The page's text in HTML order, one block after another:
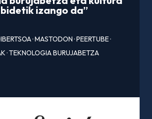
izango da”
·MASTODON·PEERTUBE·
·TEKNOLOGIA BURUJABETZA